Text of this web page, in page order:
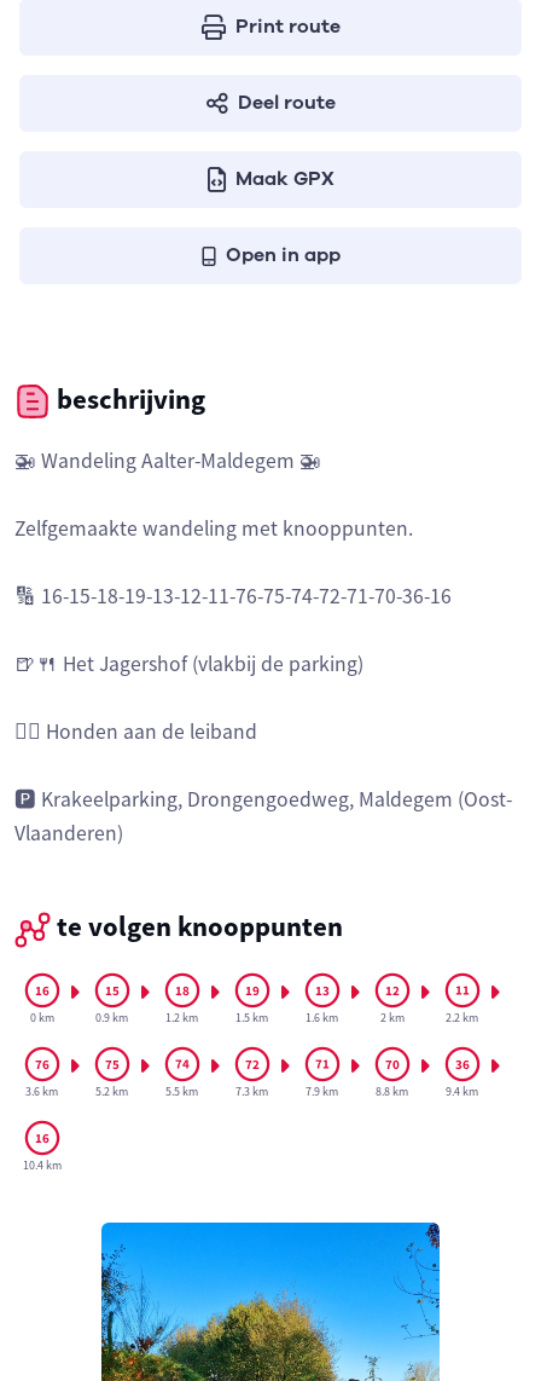
Print route
Deel route
Maak GPX
Open in app
beschrijving
🚁 Wandeling Aalter-Maldegem 🚁
Zelfgemaakte wandeling met knooppunten.
🔢 16-15-18-19-13-12-11-76-75-74-72-71-70-36-16
🍺🍴 Het Jagershof (vlakbij de parking)
🐕‍🦺 Honden aan de leiband
🅿️ Krakeelparking, Drongengoedweg, Maldegem (Oost-
Vlaanderen)
te volgen knooppunten
0 km 0.9 km 1.2 km 1.5 km 1.6 km 2 km 2.2 km
3.6 km 5.2 km 5.5 km 7.3 km 7.9 km 8.8 km 9.4 km
10.4 km